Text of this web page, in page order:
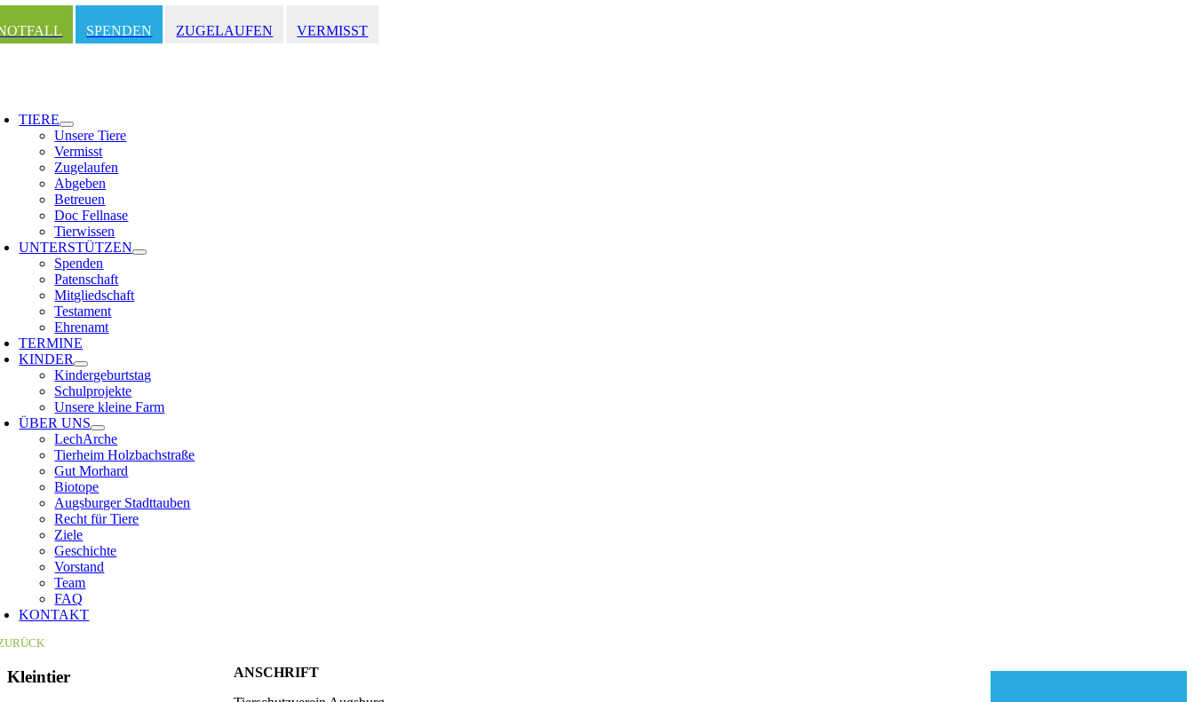
Inhalt
springen
SPENDEN ZUGELAUFEN VERMISST
TIERE
Unsere Tiere
Vermisst
Zugelaufen
Abgeben
Betreuen
Doc Fellnase
Tierwissen
UNTERSTÜTZEN
Spenden
Patenschaft
Mitgliedschaft
Testament
Ehrenamt
TERMINE
KINDER
Kindergeburtstag
Schulprojekte
Unsere kleine Farm
ÜBER UNS
LechArche
Tierheim Holzbachstraße
Gut Morhard
Biotope
Augsburger Stadttauben
Recht für Tiere
Ziele
Geschichte
Vorstand
Team
FAQ
KONTAKT
Kleintier
ANSCHRIFT